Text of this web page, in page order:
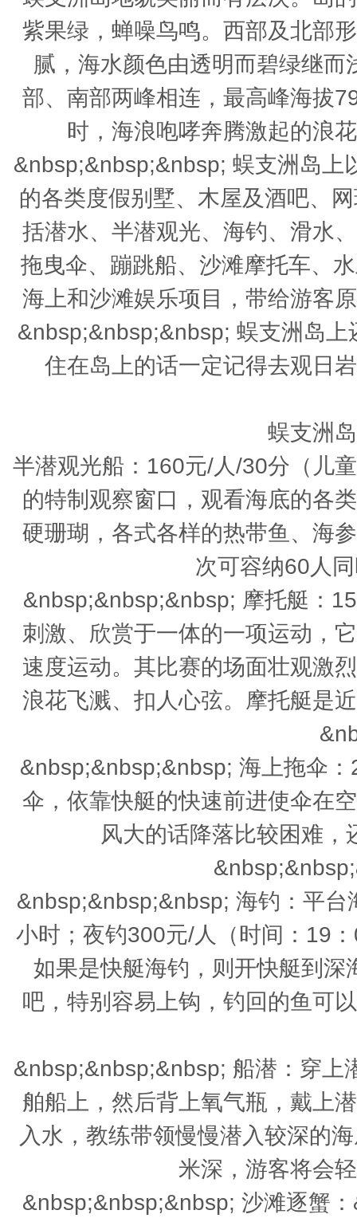
紫果绿，蝉噪鸟鸣。西部及北部
腻，海水颜色由透明而碧绿继
部、南部两峰相连，最高峰海拔
时，海浪咆哮奔腾激起的浪
&nbsp;&nbsp;&nbsp; 蜈支洲岛上
的各类度假别墅、木屋及酒吧、
括潜水、半潜观光、海钓、滑水
拖曳伞、蹦跳船、沙滩摩托车、
海上和沙滩娱乐项目，带给游客
&nbsp;&nbsp;&nbsp; 蜈支洲岛上
住在岛上的话一定记得去观日
蜈支洲
半潜观光船：160元/人/30分（儿
的特制观察窗口，观看海底的各
硬珊瑚，各式各样的热带鱼、海
次可容纳60人
&nbsp;&nbsp;&nbsp; 摩托艇：
刺激、欣赏于一体的一项运动，
速度运动。其比赛的场面壮观激
浪花飞溅、扣人心弦。摩托艇是
&nbsp;&nbsp;&nbsp; 海上拖伞
伞，依靠快艇的快速前进使伞在
风大的话降落比较困难
&nbsp;&nbsp;&nbsp; 海钓：平
小时；夜钓300元/人（时间：19
如果是快艇海钓，则开快艇到
吧，特别容易上钩，钓回的鱼可
&nbsp;&nbsp;&nbsp; 船潜：穿上
舶船上，然后背上氧气瓶，戴上
入水，教练带领慢慢潜入较深的
米深，游客将会
&nbsp;&nbsp;&nbsp; 沙滩逐蟹